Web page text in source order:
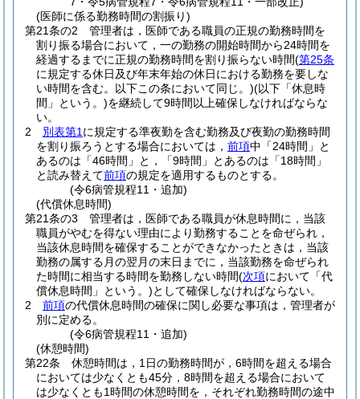
(医師に係る勤務時間の割振り)
第21条の2
管理者は，医師である職員の正規の勤務時間を
割り振る場合において，一の勤務の開始時間から24時間を
経過するまでに正規の勤務時間を割り振らない時間(第25条
に規定する休日及び年末年始の休日における勤務を要しな
い時間を含む。以下この条において同じ。)(以下「休息時
間」という。)を継続して9時間以上確保しなければならな
い。
2
別表第1 に規定する準夜勤を含む勤務及び夜勤の勤務時間
を割り振ろうとする場合においては， 前項中「24時間」と
あるのは「46時間」と，「9時間」とあるのは「18時間」
と読み替えて前項の規定を適用するものとする。
(令6病管規程11・追加)
(代償休息時間)
第21条の3
管理者は，医師である職員が休息時間に，当該
職員がやむを得ない理由により勤務することを命ぜられ，
当該休息時間を確保することができなかったときは，当該
勤務の属する月の翌月の末日までに，当該勤務を命ぜられ
た時間に相当する時間を勤務しない時間(次項において「代
償休息時間」という。)として確保しなければならない。
2
前項の代償休息時間の確保に関し必要な事項は，管理者が
別に定める。
(令6病管規程11・追加)
(休憩時間)
第22条
休憩時間は，1日の勤務時間が，6時間を超える場合
においては少なくとも45分，8時間を超える場合において
は少なくとも1時間の休憩時間を，それぞれ勤務時間の途中